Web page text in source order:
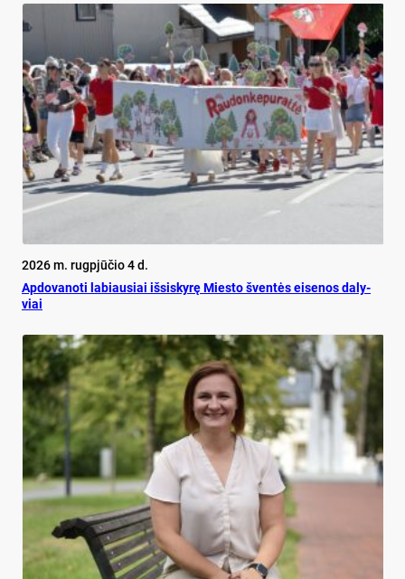
2026 m. rugpjūčio 4 d.
Ap­do­va­no­ti la­biau­siai iš­si­sky­rę Mies­to šven­tės ei­se­nos da­ly­
viai